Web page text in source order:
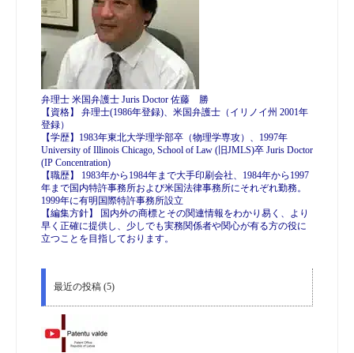
弁理士 米国弁護士 Juris Doctor 佐藤 勝
【資格】 弁理士(1986年登録)、米国弁護士（イリノイ州 2001年
登録）
【学歴】1983年東北大学理学部卒（物理学専攻）、1997年
University of Illinois Chicago, School of Law (旧JMLS)卒 Juris Doctor
(IP Concentration)
【職歴】 1983年から1984年まで大手印刷会社、1984年から1997
年まで国内特許事務所および米国法律事務所にそれぞれ勤務。
1999年に有明国際特許事務所設立
【編集方針】 国内外の商標とその関連情報をわかり易く、より
早く正確に提供し、少しでも実務関係者や関心が有る方の役に
立つことを目指しております。
最近の投稿 (5)